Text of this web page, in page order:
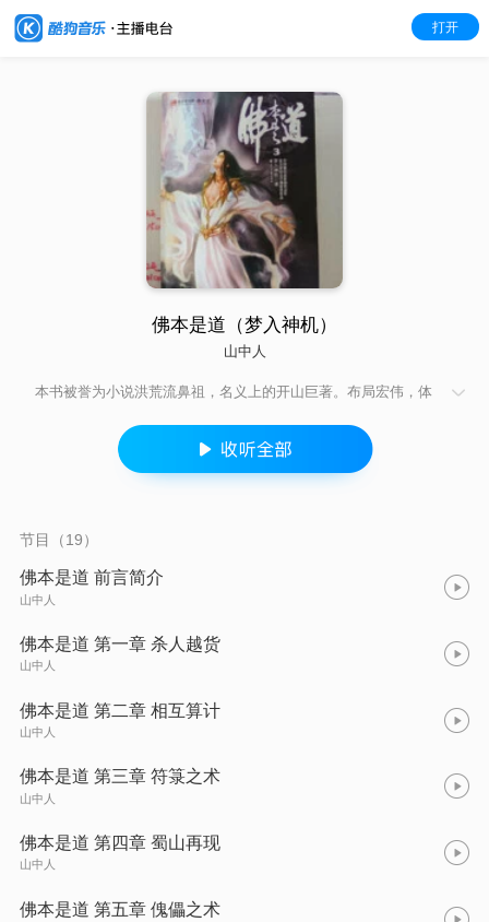
打开
佛本是道（梦入神机）
山中人
本书被誉为小说洪荒流鼻祖，名义上的开山巨著。布局宏伟，体
的融合现在修真和中国古代神话故事，重塑中国传统神魔小说的
构架层次和力量体系，开创洪荒流仙侠，修真网文类型。神机一
出，谁与争锋！主角周青周璇于三教圣人之间，为天道教争取天
听这本书的封神历程。
节目（19）
佛本是道 前言简介
山中人
佛本是道 第一章 杀人越货
山中人
佛本是道 第二章 相互算计
山中人
佛本是道 第三章 符箓之术
山中人
佛本是道 第四章 蜀山再现
山中人
佛本是道 第五章 傀儡之术